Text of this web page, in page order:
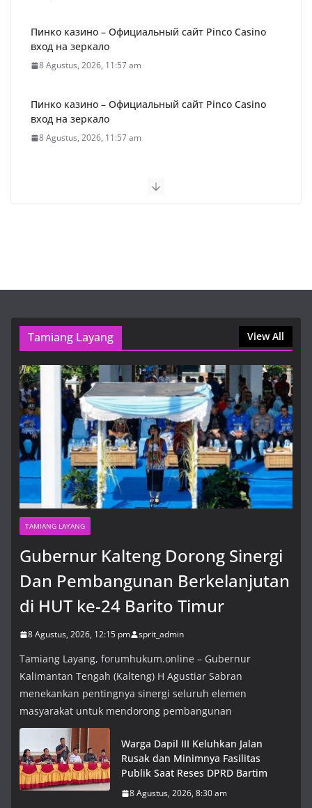
Пинко казино – Официальный сайт Pinco Casino
вход на зеркало
8 Agustus, 2026, 11:57 am
Пинко казино – Официальный сайт Pinco Casino
вход на зеркало
8 Agustus, 2026, 11:57 am
Gubernur Kalteng Dorong Sinergi
Dan Pembangunan Berkelanjutan
di HUT ke-24 Barito Timur
8 Agustus, 2026, 12:15 pm
Tamiang Layang View All
TAMIANG LAYANG
Gubernur Kalteng Dorong Sinergi
Dan Pembangunan Berkelanjutan
di HUT ke-24 Barito Timur
8 Agustus, 2026, 12:15 pm sprit_admin
Tamiang Layang, forumhukum.online – Gubernur
Kalimantan Tengah (Kalteng) H Agustiar Sabran
menekankan pentingnya sinergi seluruh elemen
masyarakat untuk mendorong pembangunan
Warga Dapil III Keluhkan Jalan
Rusak dan Minimnya Fasilitas
Publik Saat Reses DPRD Bartim
8 Agustus, 2026, 8:30 am